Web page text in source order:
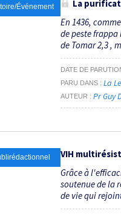
Événement
La
En 1436,
de peste frappa
de Tomar 2,3 ,
DATE DE
PARU DANS La
AUTEUR Pr Guy
VIH
Grâce à
soutenue de la
de vie qui